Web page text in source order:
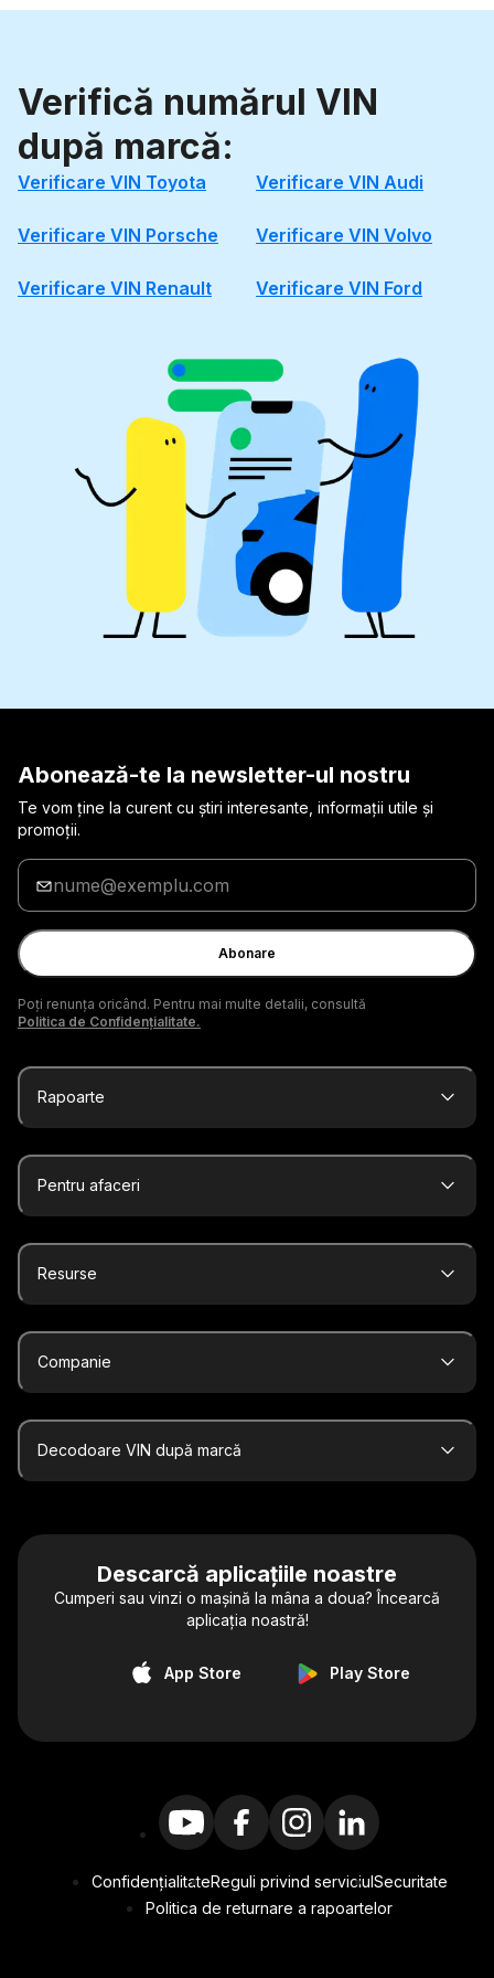
Verifică numărul VIN
după marcă:
Verificare VIN Toyota Verificare VIN Audi
Verificare VIN Porsche Verificare VIN Volvo
Verificare VIN Renault Verificare VIN Ford
Abonează-te la newsletter-ul nostru
Te vom ține la curent cu știri interesante, informații utile și
promoții.
Introduceți
adresa
de
e-
mail
Abonare
Poți renunța oricând. Pentru mai multe detalii, consultă
Politica de Confidențialitate.
Rapoarte
Pentru afaceri
Resurse
Companie
Decodoare VIN după marcă
Descarcă aplicațiile noastre
Cumperi sau vinzi o mașină la mâna a doua? Încearcă
aplicația noastră!
App Store Play Store
ConfidențialitateReguli privind serviciulSecuritate
Politica de returnare a rapoartelor